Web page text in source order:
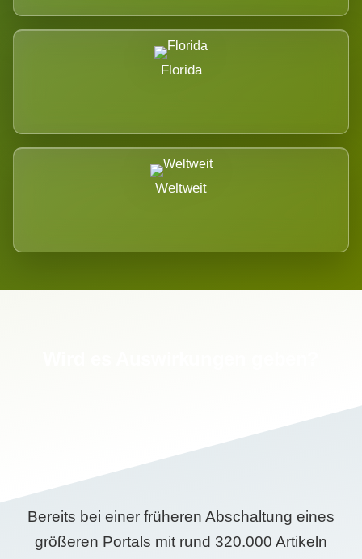
Florida
Weltweit
Bereits bei einer früheren Abschaltung eines
größeren Portals mit rund 320.000 Artikeln